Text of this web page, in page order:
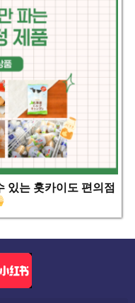
있는 홋카이도 편의점